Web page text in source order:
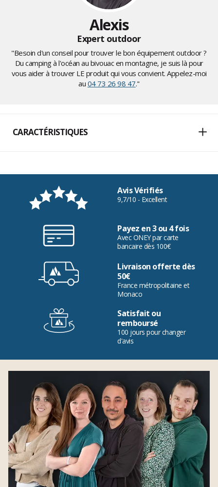
Alexis
Expert outdoor
"Besoin d'un conseil pour trouver le bon équipement outdoor ?
Du camping à l'océan au bivouac en montagne, je suis là pour
vous aider à trouver LE produit qui vous convient. Appelez-moi
au 04 73 26 98 47."
CARACTÉRISTIQUES
Avis Vérifiés
9,7/10 - Excellent
Payez en 3 ou 4 fois
Avec ONEY par carte
bancaire dès 100€
Livraison offerte dès
50€
France métropolitaine et
Monaco
Satisfait ou
remboursé
100 jours pour changer
d'avis